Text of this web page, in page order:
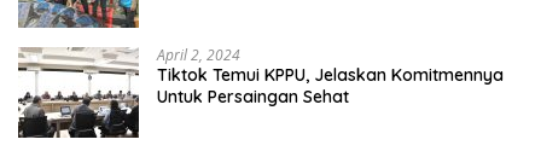
April 2, 2024
Tiktok Temui KPPU, Jelaskan Komitmennya
Untuk Persaingan Sehat